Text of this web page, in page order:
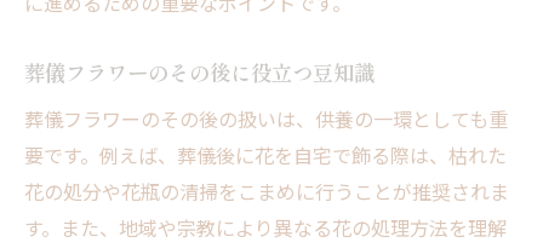
葬儀フラワーのその後に役立つ豆知識
葬儀フラワーのその後の扱いは、供養の一環としても重
要です。例えば、葬儀後に花を自宅で飾る際は、枯れた
花の処分や花瓶の清掃をこまめに行うことが推奨されま
す。また、地域や宗教により異なる花の処理方法を理解